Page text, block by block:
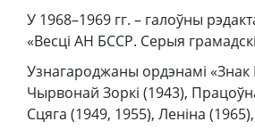
У 1968–1969 гг. – галоўны
«Весці АН БССР. Серыя
Узнагароджаны ордэнамі
Чырвонай Зоркі (1943),
Сцяга (1949, 1955), Леніна